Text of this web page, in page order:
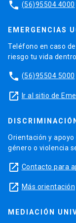
phone (56)95504 4000
EMERGENCIAS
Teléfono en caso
riesgo tu vida
phone (56)95504 5000
launch Ir al sitio de
Orientación y
género o violencia
launch Contacto para
launch Más orientación
MEDIACIÓN